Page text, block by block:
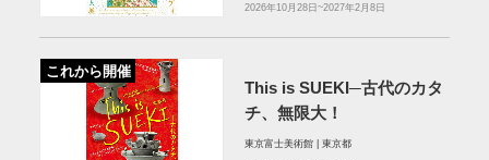
2026年10月28日~2027年2月8日
これから開催
This is SUEKI─古代のカタ
チ、無限大！
東京富士美術館 | 東京都